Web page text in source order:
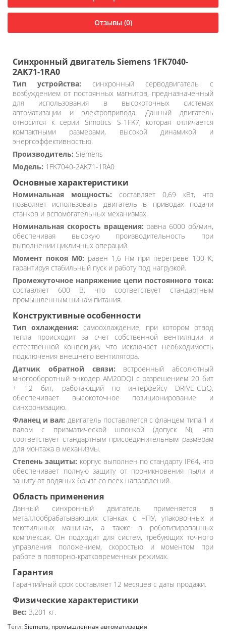
Отзывы (0)
Синхронный двигатель Siemens 1FK7040-
2AK71-1RA0
Тип устройства: синхронный серводвигатель с
возбуждением от постоянных магнитов, предназначенный
для использования в высокоточных системах
автоматизации и электропривода. Данный двигатель
относится к серии Simotics S-1FK7, которая отличается
компактными размерами, высокой динамикой и
энергоэффективностью.
Производитель: Siemens
Модель: 1FK7040-2AK71-1RA0
Основные характеристики
Номинальная мощность: составляет 0,69 кВт, что
позволяет использовать двигатель в приводах подачи
станков и вспомогательных механизмах.
Номинальная скорость вращения: равна 6000 об/мин,
обеспечивая высокую производительность при
выполнении цикличных операций.
Момент покоя M0: равен 1,6 Нм при перегреве 100 К,
гарантируя стабильный пуск и работу под нагрузкой.
Промежуточное напряжение цепи постоянного тока:
составляет 600 В, что соответствует стандартным
промышленным шинам питания.
Конструктивные особенности
Тип охлаждения: самоохлаждение, при котором отвод
тепла происходит за счет собственной вентиляции и
естественной конвекции, что исключает необходимость
подключения внешнего вентилятора.
Датчик обратной связи: встроенный абсолютный
многооборотный энкодер AM20DQi с разрешением 20 бит
+ 12 бит, работающий по интерфейсу DRIVE-CLiQ,
обеспечивает высокоточное позиционирование и
синхронизацию.
Фланец и вал: двигатель поставляется с фланцем типа 1 и
валом с призматической шпонкой (допуск N), что
соответствует стандартным присоединительным размерам
для монтажа в механизмы.
Степень защиты: корпус выполнен по стандарту IP64, что
обеспечивает полную защиту от проникновения пыли и
защиту от водяных брызг со всех направлений.
Область применения
Данный синхронный двигатель применяется в
металлообрабатывающих станках с ЧПУ, упаковочных и
текстильных машинах, а также в роботизированных
комплексах. Он подходит для систем, требующих точного
управления положением, скоростью и моментом при
работе в повторно-кратковременных режимах.
Гарантия
Гарантийный срок составляет 12 месяцев с даты продажи.
Физические характеристики
Вес: 3,201 кг.
Теги:Siemens, промышленная автоматизация